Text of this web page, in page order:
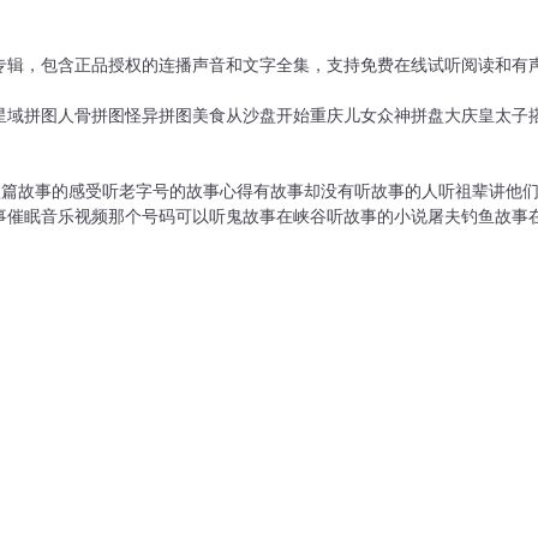
，包含正品授权的连播声音和文字全集，支持免费在线试听阅读和有
域拼图 人骨拼图怪异拼图美食从沙盘开始重庆儿女众神拼盘大庆皇太子
故事的感受听老字号的故事心得有故事却没有听故事的人听祖辈讲他
催眠音乐视频那个号码可以听鬼故事在峡谷听故事的小说屠夫钓鱼故事